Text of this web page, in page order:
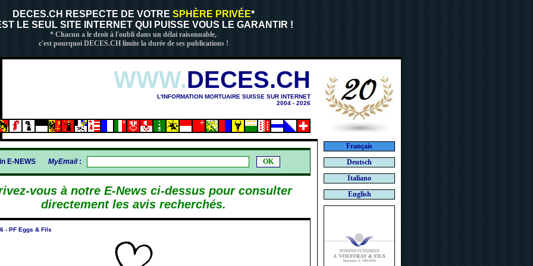
DECES.CH RESPECTE DE VOTRE SPHÈRE PRIVÉE*
LE SEUL SITE INTERNET QUI PUISSE VOUS LE GARANTIR !
* Chacun a le droit à l'oubli dans un délai raisonnable,
c'est pourquoi DECES.CH limite la durée de ses publications !
(1945)
WWW.DECES.CH
L'INFORMATION MORTUAIRE SUISSE SUR INTERNET
2004 - 2026
E-NEWS MyEmail:
vous à notre E-News ci-dessus pour consulter
directement les avis recherchés.
- PF Eggs & Fils
Français
Deutsch
Italiano
English